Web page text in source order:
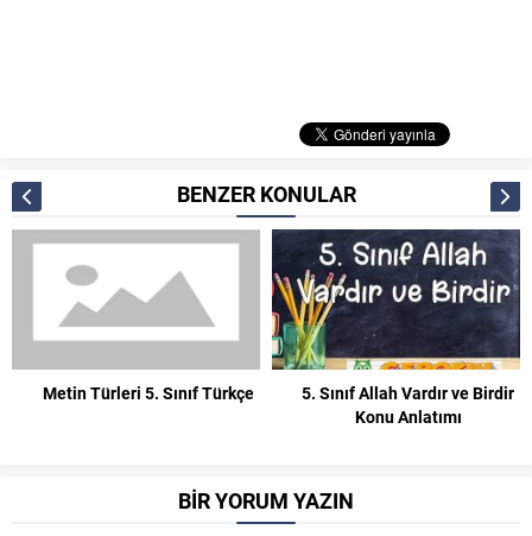
BENZER KONULAR
Metin Türleri 5. Sınıf Türkçe
5. Sınıf Allah Vardır ve Birdir
Konu Anlatımı
BİR YORUM YAZIN